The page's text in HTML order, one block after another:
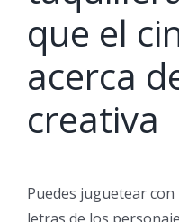
que el
acerca
creativa
Puedes juguetear
letras de los